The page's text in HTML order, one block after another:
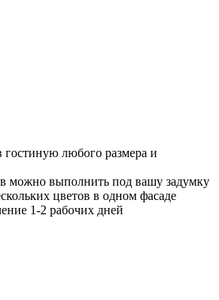
гостиную любого размера и
можно выполнить под вашу задумку
цветов в одном фасаде
1-2 рабочих дней